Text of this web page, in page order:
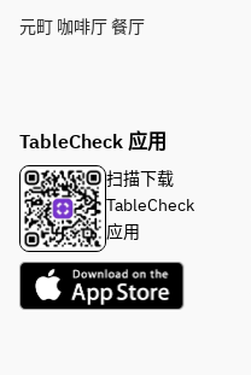
元町 咖啡厅 餐厅
TableCheck 应用
扫描下载
TableCheck
应用